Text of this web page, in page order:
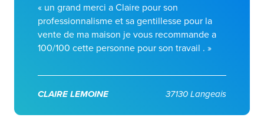
« un grand merci a Claire pour son
professionnalisme et sa gentillesse pour la
vente de ma maison je vous recommande a
100/100 cette personne pour son travail . »
CLAIRE LEMOINE 37130 Langeais